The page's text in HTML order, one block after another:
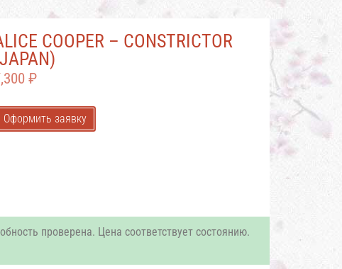
COOPER – CONSTRICTOR
₽
Оформить заявку
проверена. Цена соответствует состоянию.